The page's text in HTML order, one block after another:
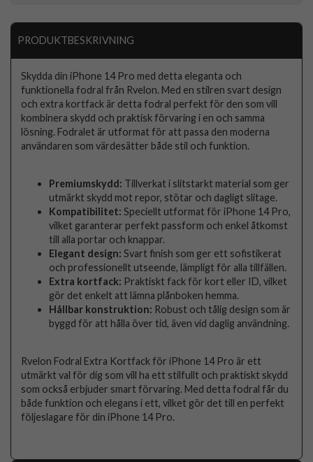
PRODUKTBESKRIVNING
Skydda din iPhone 14 Pro med detta eleganta och
funktionella fodral från Rvelon. Med en stilren svart design
och extra kortfack är detta fodral perfekt för den som vill
kombinera skydd och praktisk förvaring i en och samma
lösning. Fodralet är utformat för att passa den moderna
användaren som värdesätter både stil och funktion.
Premiumskydd: Tillverkat i slitstarkt material som ger
utmärkt skydd mot repor, stötar och dagligt slitage.
Kompatibilitet: Speciellt utformat för iPhone 14 Pro,
vilket garanterar perfekt passform och enkel åtkomst
till alla portar och knappar.
Elegant design: Svart finish som ger ett sofistikerat
och professionellt utseende, lämpligt för alla tillfällen.
Extra kortfack: Praktiskt fack för kort eller ID, vilket
gör det enkelt att lämna plånboken hemma.
Hållbar konstruktion: Robust och tålig design som är
byggd för att hålla över tid, även vid daglig användning.
Rvelon Fodral Extra Kortfack för iPhone 14 Pro är ett
utmärkt val för dig som vill ha ett stilfullt och praktiskt skydd
som också erbjuder smart förvaring. Med detta fodral får du
både funktion och elegans i ett, vilket gör det till en perfekt
följeslagare för din iPhone 14 Pro.